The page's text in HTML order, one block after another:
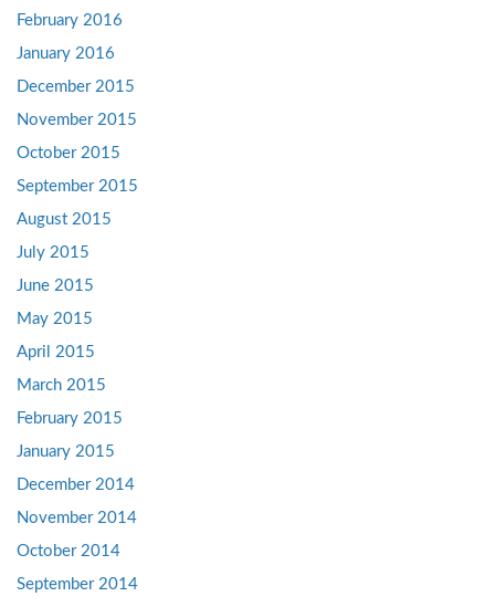
February 2016
January 2016
December 2015
November 2015
October 2015
September 2015
August 2015
July 2015
June 2015
May 2015
April 2015
March 2015
February 2015
January 2015
December 2014
November 2014
October 2014
September 2014